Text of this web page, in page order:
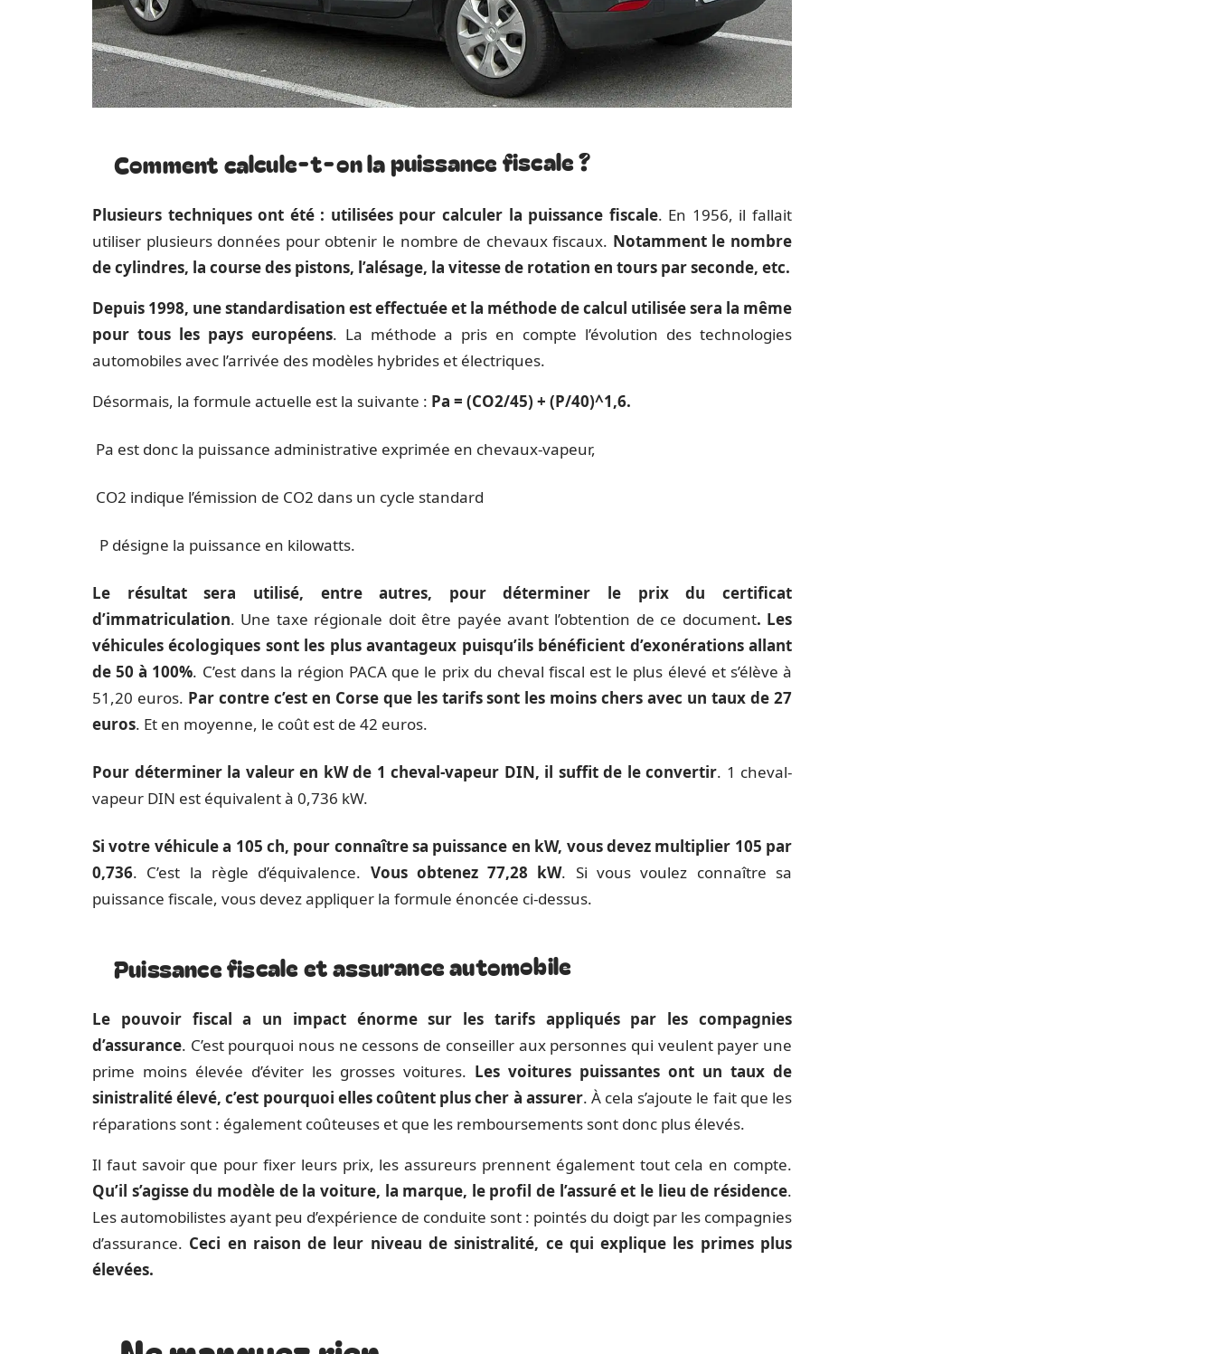
Comment calcule-t-on la puissance fiscale ?
Plusieurs techniques ont été : utilisées pour calculer la puissance fiscale. En 1956, il fallait
utiliser plusieurs données pour obtenir le nombre de chevaux fiscaux. Notamment le nombre
de cylindres, la course des pistons, l’alésage, la vitesse de rotation en tours par seconde, etc.
Depuis 1998, une standardisation est effectuée et la méthode de calcul utilisée sera la même
pour tous les pays européens. La méthode a pris en compte l’évolution des technologies
automobiles avec l’arrivée des modèles hybrides et électriques.
Désormais, la formule actuelle est la suivante : Pa = (CO2/45) + (P/40)^1,6.
Pa est donc la puissance administrative exprimée en chevaux-vapeur,
CO2 indique l’émission de CO2 dans un cycle standard
P désigne la puissance en kilowatts.
Le résultat sera utilisé, entre autres, pour déterminer le prix du certificat
d’immatriculation. Une taxe régionale doit être payée avant l’obtention de ce document. Les
véhicules écologiques sont les plus avantageux puisqu’ils bénéficient d’exonérations allant
de 50 à 100%. C’est dans la région PACA que le prix du cheval fiscal est le plus élevé et s’élève à
51,20 euros. Par contre c’est en Corse que les tarifs sont les moins chers avec un taux de 27
euros. Et en moyenne, le coût est de 42 euros.
Pour déterminer la valeur en kW de 1 cheval-vapeur DIN, il suffit de le convertir. 1 cheval-
vapeur DIN est équivalent à 0,736 kW.
Si votre véhicule a 105 ch, pour connaître sa puissance en kW, vous devez multiplier 105 par
0,736. C’est la règle d’équivalence. Vous obtenez 77,28 kW. Si vous voulez connaître sa
puissance fiscale, vous devez appliquer la formule énoncée ci-dessus.
Puissance fiscale et assurance automobile
Le pouvoir fiscal a un impact énorme sur les tarifs appliqués par les compagnies
d’assurance. C’est pourquoi nous ne cessons de conseiller aux personnes qui veulent payer une
prime moins élevée d’éviter les grosses voitures. Les voitures puissantes ont un taux de
sinistralité élevé, c’est pourquoi elles coûtent plus cher à assurer. À cela s’ajoute le fait que les
réparations sont : également coûteuses et que les remboursements sont donc plus élevés.
Il faut savoir que pour fixer leurs prix, les assureurs prennent également tout cela en compte.
Qu’il s’agisse du modèle de la voiture, la marque, le profil de l’assuré et le lieu de résidence.
Les automobilistes ayant peu d’expérience de conduite sont : pointés du doigt par les compagnies
d’assurance. Ceci en raison de leur niveau de sinistralité, ce qui explique les primes plus
élevées.